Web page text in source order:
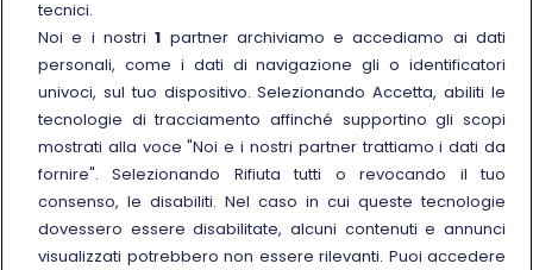
La Freccia Mag
Link esterno
Noleggia un treno charter
Viaggi di gruppo
Seguici sui social
tecnici.
Noi e i nostri1 partner archiviamo e accediamo ai dati
personali, come i dati di navigazione gli o identificatori
univoci, sul tuo dispositivo. Selezionando Accetta, abiliti le
tecnologie di tracciamento affinché supportino gli scopi
mostrati alla voce "Noi e i nostri partner trattiamo i dati da
fornire". Selezionando Rifiuta tutti o revocando il tuo
consenso, le disabiliti. Nel caso in cui queste tecnologie
dovessero essere disabilitate, alcuni contenuti e annunci
visualizzati potrebbero non essere rilevanti. Puoi accedere